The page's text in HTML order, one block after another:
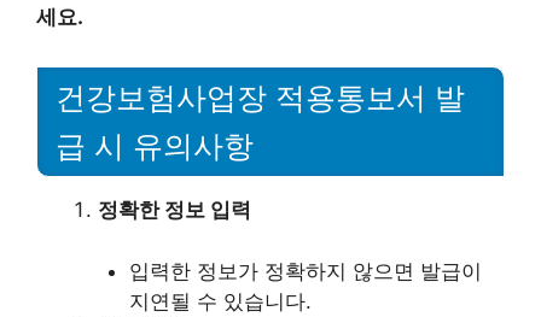
세요.
건강보험사업장 적용통보서 발
급 시 유의사항
정확한 정보 입력
입력한 정보가 정확하지 않으면 발급이
지연될 수 있습니다.